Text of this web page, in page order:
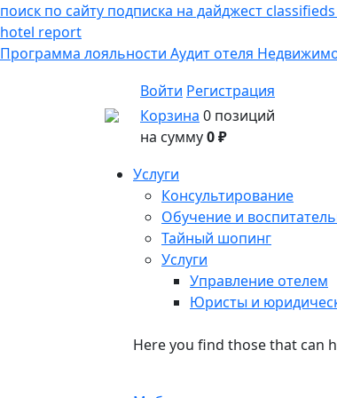
поиск по сайту подписка на дайджестclassifieds
hotel report
Программа лояльности Аудит отеля
Войти Регистрация
Корзина 0 позиций
на сумму0 ₽
Услуги
Консультирование
Обучение и
Тайный шопинг
Услуги
Управление отелем
Юристы и
Here you find those that can